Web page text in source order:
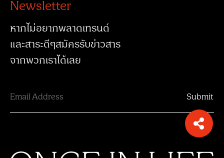
Newsletter
หากไม่อยากพลาดเทรนด์
และสาระดีๆสมัครรับข่าวสาร
จากพวกเราได้เลย